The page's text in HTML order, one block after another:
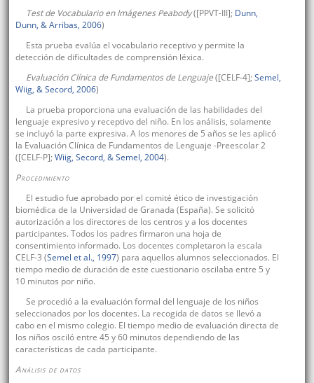
Test de Vocabulario en Imágenes Peabody([PPVT-III]; Dunn,
Dunn, & Arribas, 2006)
Esta prueba evalúa el vocabulario receptivo y permite la
detección de dificultades de comprensión léxica.
Evaluación Clínica de Fundamentos de Lenguaje([CELF-4]; Semel,
Wiig, & Secord, 2006)
La prueba proporciona una evaluación de las habilidades del
lenguaje expresivo y receptivo del niño. En los análisis, solamente
se incluyó la parte expresiva. A los menores de 5 años se les aplicó
la Evaluación Clínica de Fundamentos de Lenguaje -Preescolar 2
([CELF-P]; Wiig, Secord, & Semel, 2004).
Procedimiento
El estudio fue aprobado por el comité ético de investigación
biomédica de la Universidad de Granada (España). Se solicitó
autorización a los directores de los centros y a los docentes
participantes. Todos los padres firmaron una hoja de
consentimiento informado. Los docentes completaron la escala
CELF-3 (Semel et al., 1997) para aquellos alumnos seleccionados. El
tiempo medio de duración de este cuestionario oscilaba entre 5 y
10 minutos por niño.
Se procedió a la evaluación formal del lenguaje de los niños
seleccionados por los docentes. La recogida de datos se llevó a
cabo en el mismo colegio. El tiempo medio de evaluación directa de
los niños osciló entre 45 y 60 minutos dependiendo de las
características de cada participante.
Análisis de datos